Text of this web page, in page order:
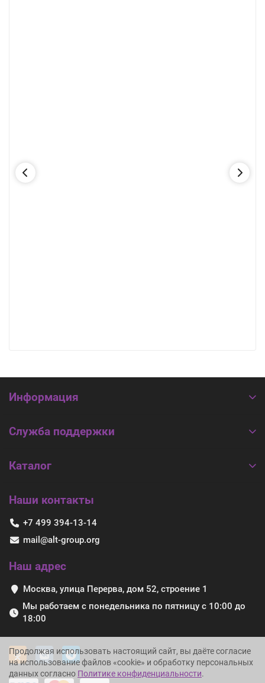
Продолжая использовать настоящий сайт, вы даёте согласие
на использование файлов «cookie» и обработку персональных
данных согласно Политике конфиденциальности.
Информация
Служба поддержки
Каталог
Наши контакты
+7 499 394-13-14
mail@alt-group.org
Наш адрес
Москва, улица Перерва, дом 52, строение 1
Мы работаем с понедельника по пятницу с 10:00 до
18:00